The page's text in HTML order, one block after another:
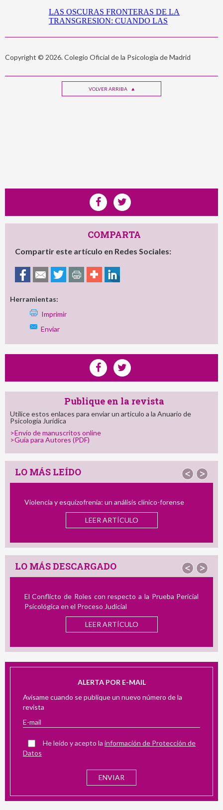
Copyright © 2026. Colegio Oficial de la Psicología de Madrid
VOLVER ARRIBA
COMPARTA
Compartir este artículo en Redes Sociales:
Herramientas:
Imprimir
Enviar
Publique en la revista
Utilice estos enlaces para enviar un articulo a la Anuario de
Psicología Jurídica
>Envío de manuscritos online
>Guía para Autores (PDF)
LO MÁS LEÍDO < >
y esquizofrenia: un análisis clínico-forense
LEER ARTÍCULO
LO MÁS DESCARGADO < >
Conflicto de Roles con respecto a la Prueba Pericial
en el Proceso Judicial
LEER ARTÍCULO
ALERTA POR E-MAIL
Avísame cuando se publique un nuevo número de la
revista
He leído y acepto la información de Protección de
Datos